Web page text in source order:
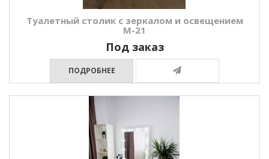
Туалетный столик с зеркалом и освещением
М-21
Под заказ
ПОДРОБНЕЕ